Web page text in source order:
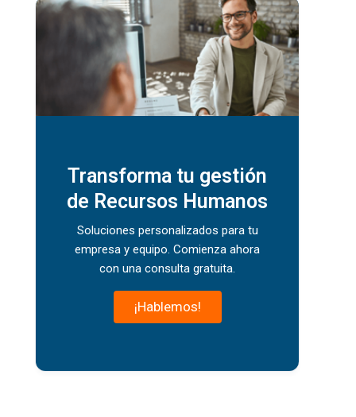
Transforma tu gestión
de Recursos Humanos
Soluciones personalizados para tu
empresa y equipo. Comienza ahora
con una consulta gratuita.
¡Hablemos!